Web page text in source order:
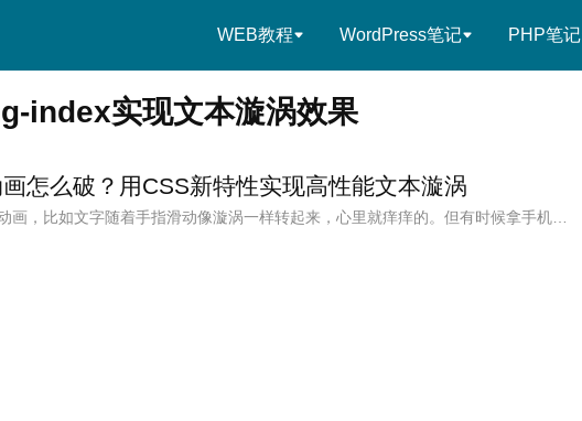
WEB教程 WordPress笔记 PHP笔记
index实现文本漩涡效果
怎么破？用CSS新特性实现高性能文本漩涡
画，比如文字随着手指滑动像漩涡一样转起来，心里就痒痒的。但有时候拿手机…